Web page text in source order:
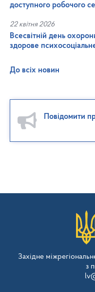
доступного робочого
22 квітня 2026
Всесвітній день
здорове
До всіх новин
Повідомити
Західне
з